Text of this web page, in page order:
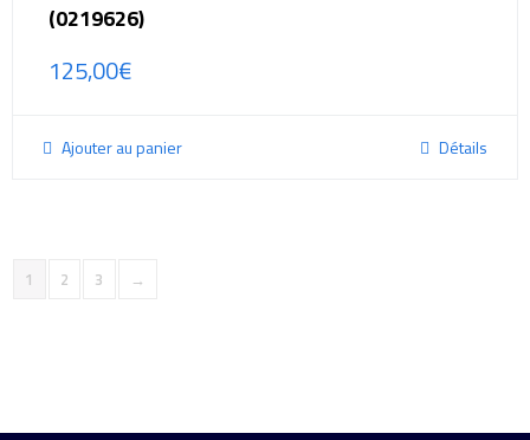
(0219626)
125,00€
Ajouter au panier Détails
1 2 3 →